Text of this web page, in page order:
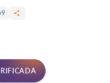
9